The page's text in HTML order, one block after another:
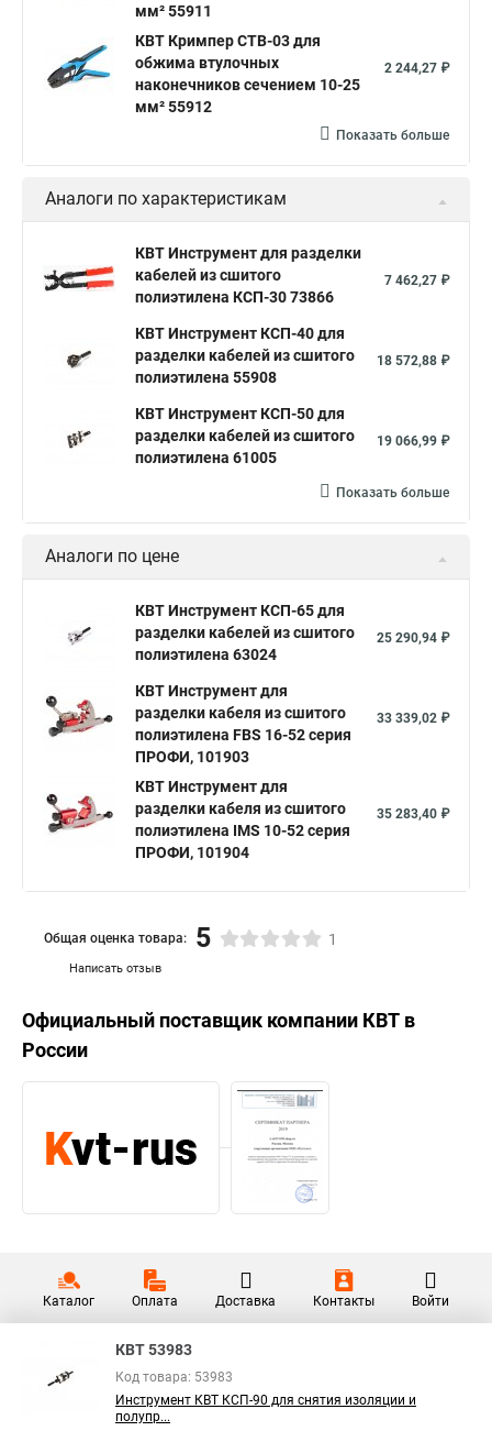
мм² 55911
КВТ Кримпер CTB-03 для
обжима втулочных
наконечников сечением 10-25
мм² 55912
2 244,27 ₽
Показать больше
Аналоги по характеристикам
КВТ Инструмент для разделки
кабелей из сшитого
полиэтилена КСП-30 73866
7 462,27 ₽
КВТ Инструмент КСП-40 для
разделки кабелей из сшитого
полиэтилена 55908
18 572,88 ₽
КВТ Инструмент КСП-50 для
разделки кабелей из сшитого
полиэтилена 61005
19 066,99 ₽
Показать больше
Аналоги по цене
КВТ Инструмент КСП-65 для
разделки кабелей из сшитого
полиэтилена 63024
25 290,94 ₽
КВТ Инструмент для
разделки кабеля из сшитого
полиэтилена FBS 16-52 серия
ПРОФИ, 101903
33 339,02 ₽
КВТ Инструмент для
разделки кабеля из сшитого
полиэтилена IMS 10-52 серия
ПРОФИ, 101904
35 283,40 ₽
Написать отзыв
Общая оценка товара: 5 1
Официальный поставщик компании КВТ в
России
Каталог Оплата Доставка Контакты Войти
КВТ 53983
Код товара: 53983
Инструмент КВТ КСП-90 для снятия изоляции и
полупр...